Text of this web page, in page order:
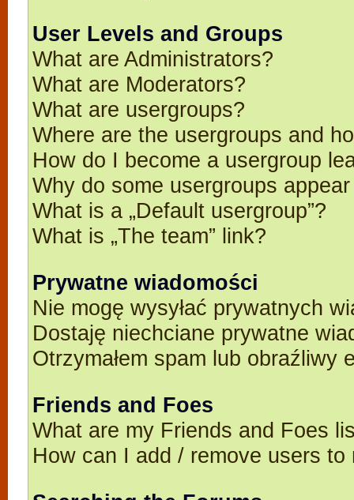
User Levels and Groups
What are Administrators?
What are Moderators?
What are usergroups?
Where are the usergroups and
How do I become a usergroup
Why do some usergroups
What is a „Default usergroup”?
What is „The team” link?
Prywatne wiadomości
Nie mogę wysyłać prywatnych
Dostaję niechciane prywatne
Otrzymałem spam lub obraźliwy
Friends and Foes
What are my Friends and Foes
How can I add / remove users